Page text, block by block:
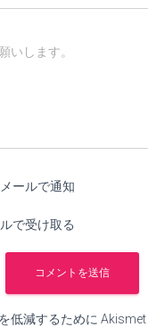
いします。
ールで通知
で受け取る
低減するために Akismet